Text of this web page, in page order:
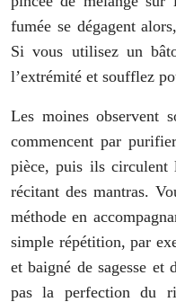
fumée se dégagent
Si vous utilisez un
l’extrémité et soufflez
Les moines observent
commencent par
pièce, puis ils circulent
récitant des mantras.
méthode en
simple répétition, par
et baigné de sagesse et
pas la perfection du